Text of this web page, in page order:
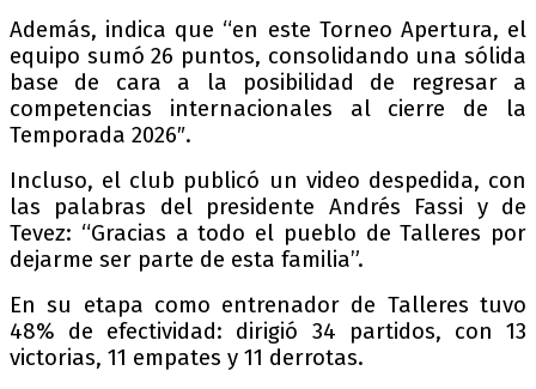
Además, indica que “en este Torneo Apertura, el
equipo sumó 26 puntos, consolidando una sólida
base de cara a la posibilidad de regresar a
competencias internacionales al cierre de la
Temporada 2026″.
Incluso, el club publicó un video despedida, con
las palabras del presidente Andrés Fassi y de
Tevez: “Gracias a todo el pueblo de Talleres por
dejarme ser parte de esta familia”.
En su etapa como entrenador de Talleres tuvo
48% de efectividad: dirigió 34 partidos, con 13
victorias, 11 empates y 11 derrotas.